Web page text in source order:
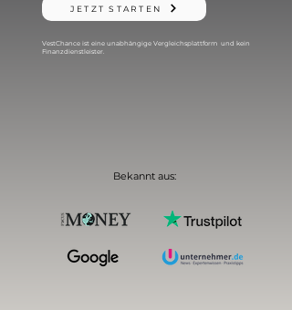
JETZT STARTEN
VestChance ist eine unabhängige Vergleichsplattform und kein
Finanzdienstleister.
Bekannt aus: